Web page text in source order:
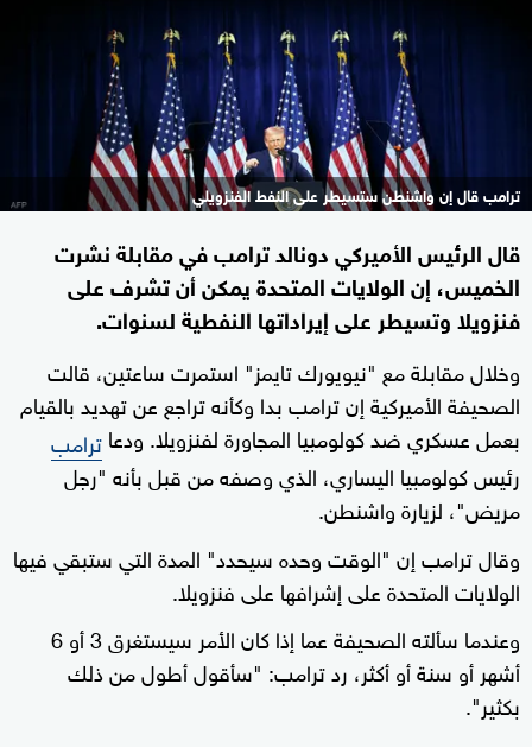
ترامب قال إن واشنطن ستسيطر على النفط الفنزويلي
قال الرئيس الأميركي دونالد ترامب في مقابلة نشرت
الخميس، إن الولايات المتحدة يمكن أن تشرف على
فنزويلا وتسيطر على إيراداتها النفطية لسنوات.
وخلال مقابلة مع "نيويورك تايمز" استمرت ‌ساعتين، قالت
الصحيفة الأميركية إن ترامب بدا وكأنه تراجع عن ​تهديد بالقيام
بعمل عسكري ضد كولومبيا المجاورة لفنزويلا. ودعاترامب
رئيس كولومبيا اليساري، الذي وصفه من قبل بأنه "رجل
مريض"، لزيارة واشنطن.
وقال ترامب إن "الوقت وحده سيحدد" المدة التي ستبقي فيها
الولايات المتحدة على إشرافها على فنزويلا.
وعندما سألته الصحيفة عما إذا كان الأمر سيستغرق 3 أو 6
أشهر أو سنة أو أكثر، رد ترامب: "سأقول أطول من ذلك
بكثير".